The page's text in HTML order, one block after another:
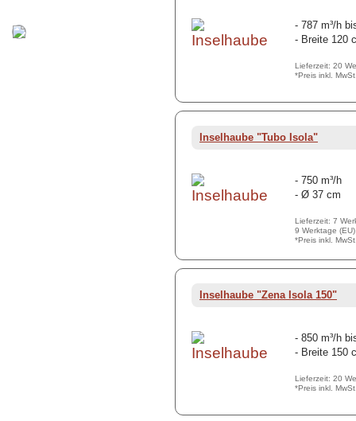
- 787 m³/h
- Breite 120
Lieferzeit: 20
*Preis inkl.
Inselhaube "Tubo Isola"
- 750 m³/h
- Ø 37 cm
Lieferzeit: 7
9 Werktage (EU)
*Preis inkl.
Inselhaube "Zena Isola 150"
- 850 m³/h
- Breite 150
Lieferzeit: 20
*Preis inkl.